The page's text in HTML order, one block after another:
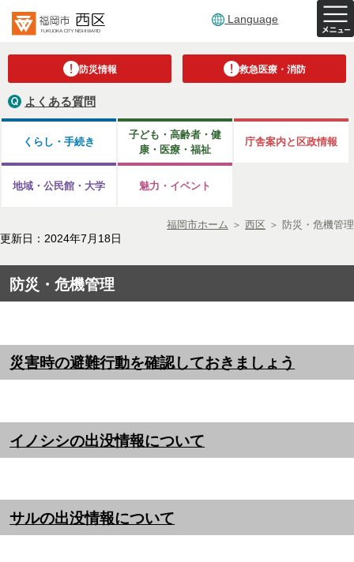
Language
防災情報 救急医療・消防
よくある質問
くらし・手続き
子ども・高齢者・健
康・医療・福祉
庁舎案内と区政情報
地域・公民館・大学 魅力・イベント
福岡市ホーム ＞ 西区 ＞ 防災・危機管理
更新日：2024年7月18日
防災・危機管理
災害時の避難行動を確認しておきましょう
イノシシの出没情報について
サルの出没情報について